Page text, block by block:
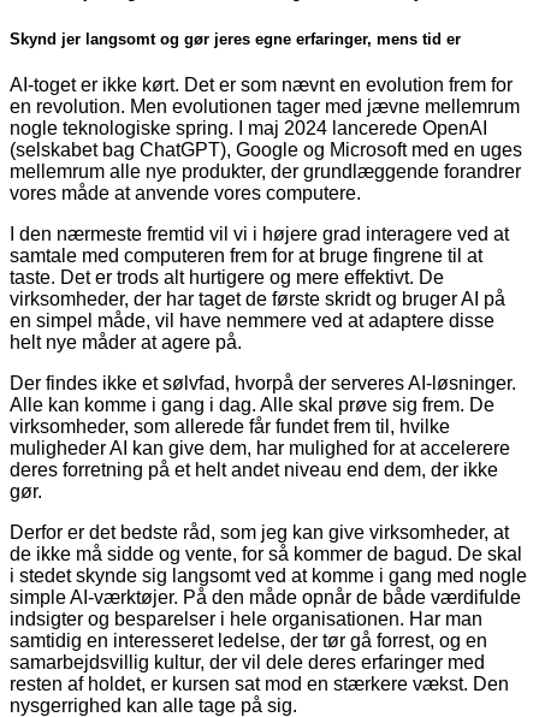
Skynd jer langsomt og gør jeres egne erfaringer, mens tid er
AI-toget er ikke kørt. Det er som nævnt en evolution frem for
en revolution. Men evolutionen tager med jævne mellemrum
nogle teknologiske spring. I maj 2024 lancerede OpenAI
(selskabet bag ChatGPT), Google og Microsoft med en uges
mellemrum alle nye produkter, der grundlæggende forandrer
vores måde at anvende vores computere.
I den nærmeste fremtid vil vi i højere grad interagere ved at
samtale med computeren frem for at bruge fingrene til at
taste. Det er trods alt hurtigere og mere effektivt. De
virksomheder, der har taget de første skridt og bruger AI på
en simpel måde, vil have nemmere ved at adaptere disse
helt nye måder at agere på.
Der findes ikke et sølvfad, hvorpå der serveres AI-løsninger.
Alle kan komme i gang i dag. Alle skal prøve sig frem. De
virksomheder, som allerede får fundet frem til, hvilke
muligheder AI kan give dem, har mulighed for at accelerere
deres forretning på et helt andet niveau end dem, der ikke
gør.
Derfor er det bedste råd, som jeg kan give virksomheder, at
de ikke må sidde og vente, for så kommer de bagud. De skal
i stedet skynde sig langsomt ved at komme i gang med nogle
simple AI-værktøjer. På den måde opnår de både værdifulde
indsigter og besparelser i hele organisationen. Har man
samtidig en interesseret ledelse, der tør gå forrest, og en
samarbejdsvillig kultur, der vil dele deres erfaringer med
resten af holdet, er kursen sat mod en stærkere vækst. Den
nysgerrighed kan alle tage på sig.